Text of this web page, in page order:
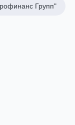
Групп"